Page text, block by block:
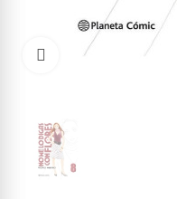
Click to enlarge